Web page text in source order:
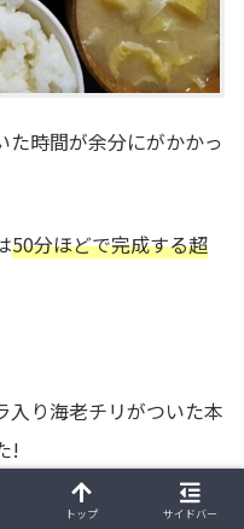
た時間が余分にがかかっ
50分ほどで完成する超
入り海老チリがついた本
!
トップ サイドバー